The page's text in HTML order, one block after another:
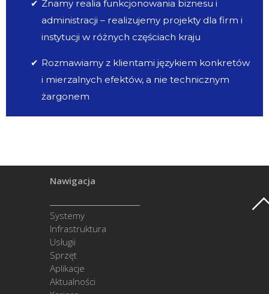
✔ Znamy realia funkcjonowania biznesu i
administracji – realizujemy projekty dla firm i
instytucji w różnych częściach kraju
✔ Rozmawiamy z klientami językiem konkretów
i mierzalnych efektów, a nie technicznym
żargonem
Nawigacja
Systemy
Infrastruktura
Usługii
Sprzęt
Aplikacje
Aktualności